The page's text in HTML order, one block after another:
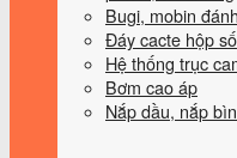
Bugi, mobin
Đáy cacte hộp số
Hệ thống trục
Bơm cao áp
Nắp dầu, nắp